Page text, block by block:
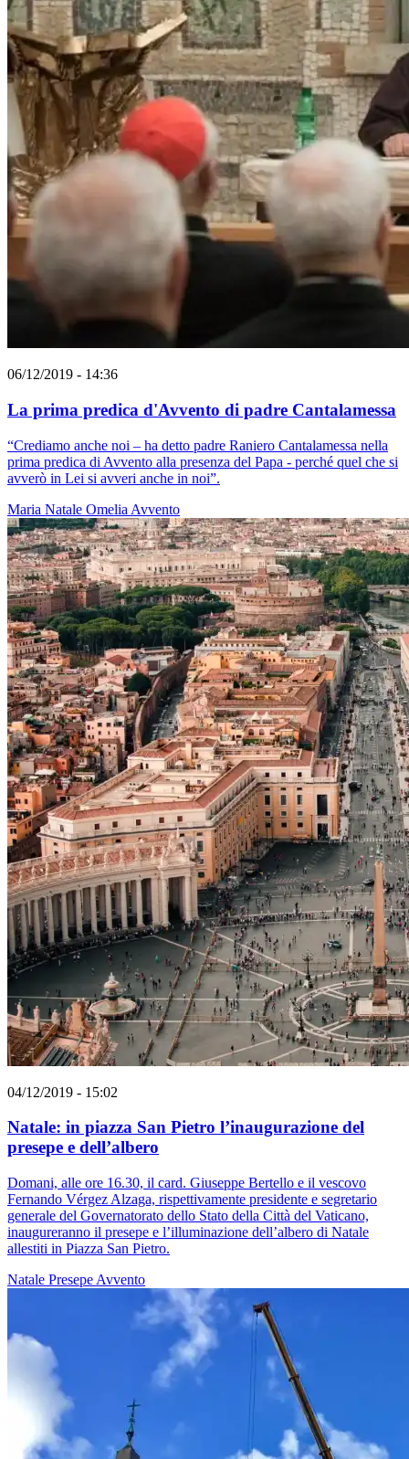
06/12/2019 - 14:36
La prima predica d'Avvento di padre Cantalamessa
“Crediamo anche noi – ha detto padre Raniero Cantalamessa nella
prima predica di Avvento alla presenza del Papa - perché quel che si
avverò in Lei si avveri anche in noi”.
Maria Natale Omelia Avvento
04/12/2019 - 15:02
Natale: in piazza San Pietro l’inaugurazione del
presepe e dell’albero
Domani, alle ore 16.30, il card. Giuseppe Bertello e il vescovo
Fernando Vérgez Alzaga, rispettivamente presidente e segretario
generale del Governatorato dello Stato della Città del Vaticano,
inaugureranno il presepe e l’illuminazione dell’albero di Natale
allestiti in Piazza San Pietro.
Natale Presepe Avvento